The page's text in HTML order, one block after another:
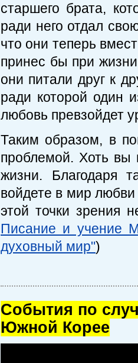
старшего брата,
ради него отдал
что они теперь
принес бы при
они питали друг к
ради которой один
любовь превзойдет
Таким образом, в
проблемой. Хоть вы
жизни. Благодаря
войдете в мир
этой точки зрения
Писание и учение
духовный мир")
Cобытия по
Южной Корее